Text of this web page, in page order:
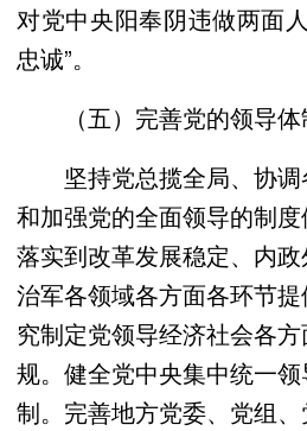
对党中央阳奉阴违做两面
忠诚”。
（五）完善党的领导体
坚持党总揽全局、协调
和加强党的全面领导的制
落实到改革发展稳定、内
治军各领域各方面各环节
究制定党领导经济社会各
规。健全党中央集中统一
制。完善地方党委、党组